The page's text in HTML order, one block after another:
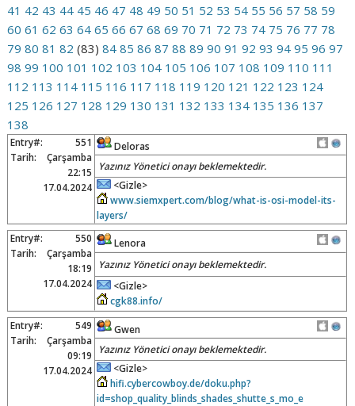
41 42 43 44 45 46 47 48 49 50 51 52 53 54 55 56 57 58 59
60 61 62 63 64 65 66 67 68 69 70 71 72 73 74 75 76 77 78
79 80 81 82 (83)84 85 86 87 88 89 90 91 92 93 94 95 96 97
98 99 100 101 102 103 104 105 106 107 108 109 110 111
112 113 114 115 116 117 118 119 120 121 122 123 124
125 126 127 128 129 130 131 132 133 134 135 136 137
138
Entry#:
551
Tarih:
Çarşamba
22:15
17.04.2024
Deloras
Yazınız Yönetici onayı beklemektedir.
<Gizle>
www.siemxpert.com/blog/what-is-osi-model-its-
layers/
Entry#:
550
Tarih:
Çarşamba
18:19
17.04.2024
Lenora
Yazınız Yönetici onayı beklemektedir.
<Gizle>
cgk88.info/
Entry#:
549
Tarih:
Çarşamba
09:19
17.04.2024
Gwen
Yazınız Yönetici onayı beklemektedir.
<Gizle>
hifi.cybercowboy.de/doku.php?
id=shop_quality_blinds_shades_shutte_s_mo_e